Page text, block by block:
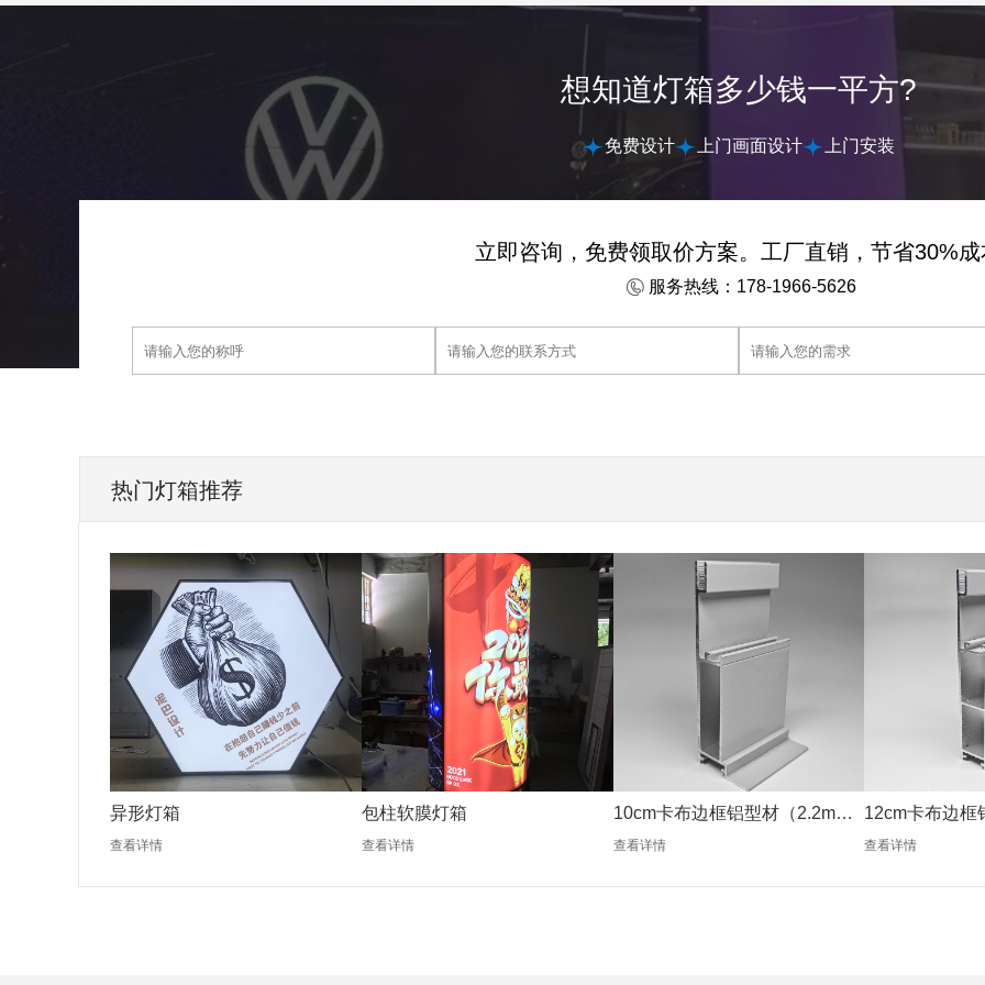
想知道灯箱多少钱一平方?
免费设计 上门画面设计 上门安装
立即咨询，免费领取价方案。工厂直销，节省30%成
服务热线：178-1966-5626
热门灯箱推荐
异形灯箱
查看详情
包柱软膜灯箱
查看详情
10cm卡布边框铝型材（2.2mm
银色）
查看详情
12cm卡布边框
银色）
查看详情